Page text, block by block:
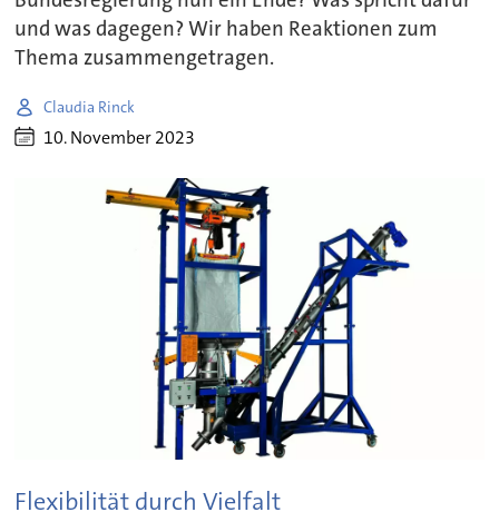
und was dagegen? Wir haben Reaktionen zum
Thema zusammengetragen.
Claudia Rinck
10. November 2023
Flexibilität durch Vielfalt